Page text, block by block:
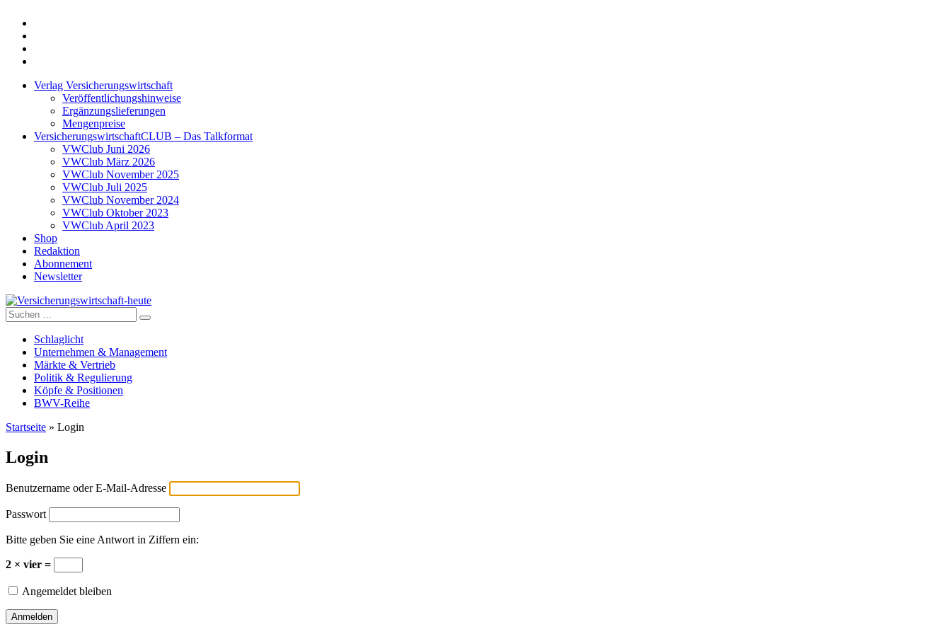
Verlag Versicherungswirtschaft
Veröffentlichungshinweise
Ergänzungslieferungen
Mengenpreise
VersicherungswirtschaftCLUB – Das Talkformat
VWClub Juni 2026
VWClub März 2026
VWClub November 2025
VWClub Juli 2025
VWClub November 2024
VWClub Oktober 2023
VWClub April 2023
Shop
Redaktion
Abonnement
Newsletter
Versicherungswirtschaft-heute
Suche
nach:
Schlaglicht
Unternehmen & Management
Märkte & Vertrieb
Politik & Regulierung
Köpfe & Positionen
BWV-Reihe
Startseite » Login
Login
Benutzername oder E-Mail-Adresse
Passwort
Bitte geben Sie eine Antwort in Ziffern ein:
2 × vier =
Angemeldet bleiben